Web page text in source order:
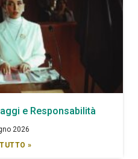
e Responsabilità
2026
»